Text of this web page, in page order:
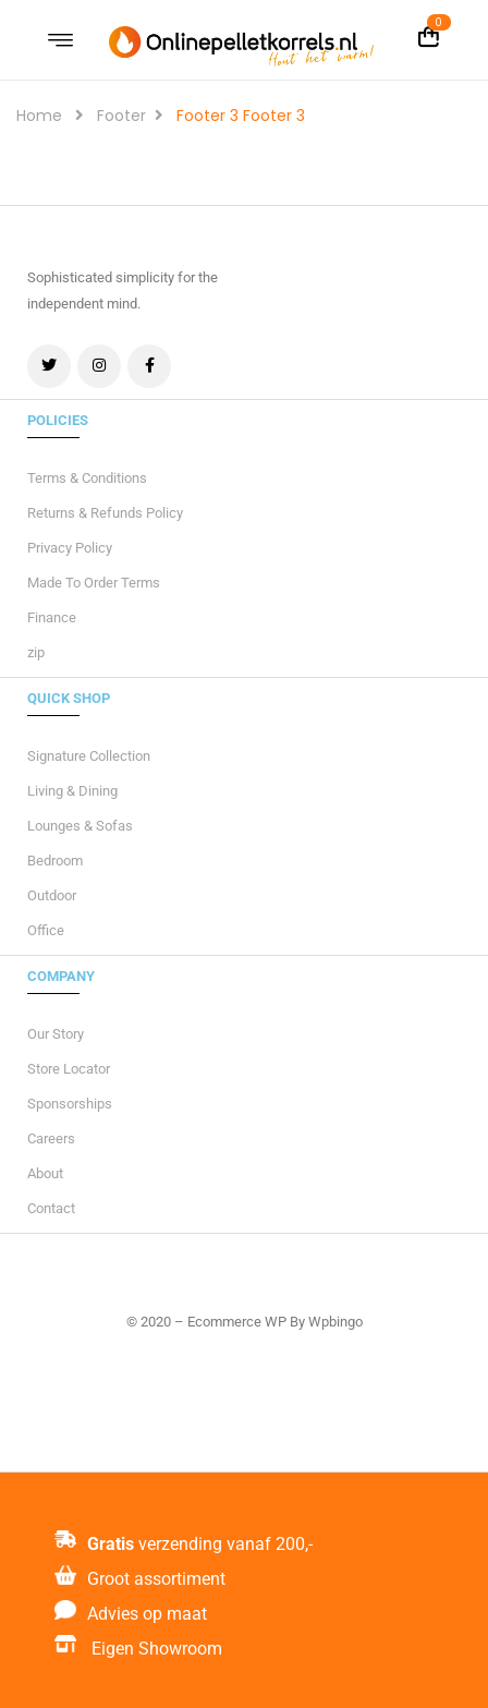
0
Home Footer Footer 3 Footer 3
Sophisticated simplicity for the
independent mind.
POLICIES
Terms & Conditions
Returns & Refunds Policy
Privacy Policy
Made To Order Terms
Finance
zip
QUICK SHOP
Signature Collection
Living & Dining
Lounges & Sofas
Bedroom
Outdoor
Office
COMPANY
Our Story
Store Locator
Sponsorships
Careers
About
Contact
© 2020 – Ecommerce WP By Wpbingo
Gratis verzending vanaf 200,-
Groot assortiment
Advies op maat
Eigen Showroom